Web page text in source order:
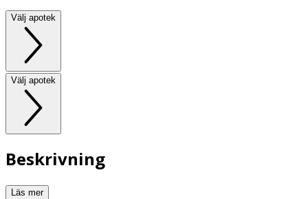
Välj apotek
Välj apotek
Beskrivning
Läs mer